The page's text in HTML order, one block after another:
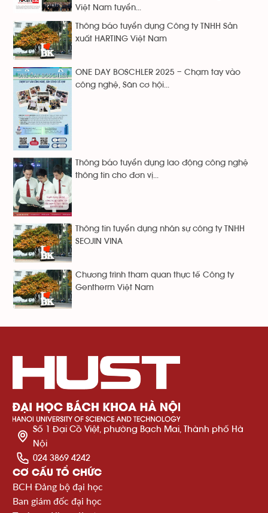
Việt Nam tuyển...
Thông báo tuyển dụng Công ty TNHH Sản
xuất HARTING Việt Nam
ONE DAY BOSCHLER 2025 – Chạm tay vào
công nghệ, Săn cơ hội...
Thông báo tuyển dụng lao động công nghệ
thông tin cho đơn vị...
Thông tin tuyển dụng nhân sự công ty TNHH
SEOJIN VINA
Chương trình tham quan thực tế Công ty
Gentherm Việt Nam
Số 1 Đại Cồ Việt, phường Bạch Mai, Thành phố Hà
Nội
024 3869 4242
CƠ CẤU TỔ CHỨC
BCH Đảng bộ đại học
Ban giám đốc đại học